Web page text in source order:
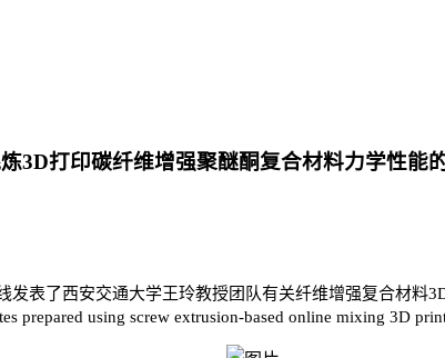
3D打印碳纤维增强聚醚酮复合材料力学性能
发表了西安交通大学王玲教授团队有关纤维增强复合材料
prepared using screw extrusion-based online mixing 3D